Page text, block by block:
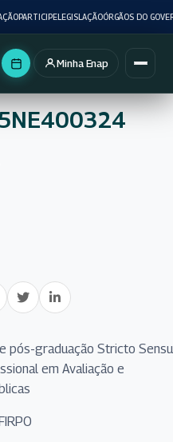
PARTICIPELEGISLAÇÃOÓRGÃOS DO
Minha Enap
pós-graduação Stricto Sensu
em Avaliação e